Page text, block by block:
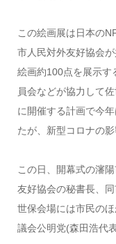
この絵画展は日本の
市人民対外友好協会
絵画約100点を展示す
員会などが協力して
に開催する計画で今
たが、新型コロナの
この日、開幕式の瀋
友好協会の秘書長、
世保会場には市民の
議会公明党(森田浩代